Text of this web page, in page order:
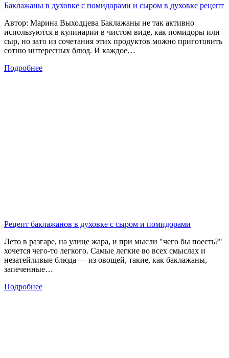
Баклажаны в духовке с помидорами и сыром в духовке рецепт
Автор: Марина Выходцева Баклажаны не так активно
используются в кулинарии в чистом виде, как помидоры или
сыр, но зато из сочетания этих продуктов можно приготовить
сотню интересных блюд. И каждое…
Подробнее
Рецепт баклажанов в духовке с сыром и помидорами
Лето в разгаре, на улице жара, и при мысли "чего бы поесть?"
хочется чего-то легкого. Самые легкие во всех смыслах и
незатейливые блюда — из овощей, такие, как баклажаны,
запеченные…
Подробнее